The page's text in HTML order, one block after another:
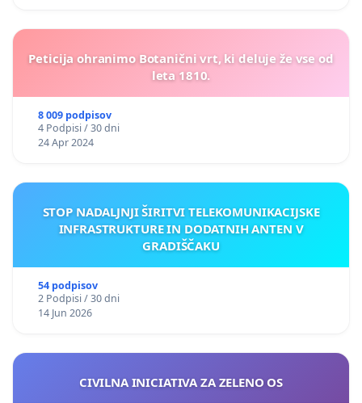
Peticija ohranimo Botanični vrt, ki deluje že vse od
leta 1810.
8 009 podpisov
4 Podpisi / 30 dni
24 Apr 2024
STOP NADALJNJI ŠIRITVI TELEKOMUNIKACIJSKE
INFRASTRUKTURE IN DODATNIH ANTEN V
GRADIŠČAKU
54 podpisov
2 Podpisi / 30 dni
14 Jun 2026
CIVILNA INICIATIVA ZA ZELENO OS